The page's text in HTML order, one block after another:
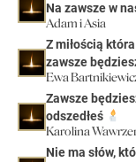
Na zawsze w
Adam i Asia
Z miłością
zawsze
Ewa
Zawsze
odszedłeś
Karolina
Nie ma słów,